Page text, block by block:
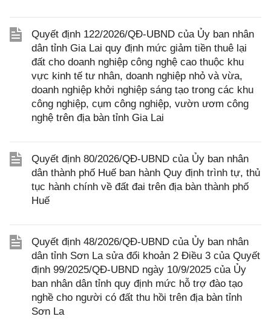
Quyết định 122/2026/QĐ-UBND của Ủy ban nhân
dân tỉnh Gia Lai quy định mức giảm tiền thuê lại
đất cho doanh nghiệp công nghệ cao thuộc khu
vực kinh tế tư nhân, doanh nghiệp nhỏ và vừa,
doanh nghiệp khởi nghiệp sáng tạo trong các khu
công nghiệp, cụm công nghiệp, vườn ươm công
nghệ trên địa bàn tỉnh Gia Lai
Quyết định 80/2026/QĐ-UBND của Ủy ban nhân
dân thành phố Huế ban hành Quy định trình tự, thủ
tục hành chính về đất đai trên địa bàn thành phố
Huế
Quyết định 48/2026/QĐ-UBND của Ủy ban nhân
dân tỉnh Sơn La sửa đổi khoản 2 Điều 3 của Quyết
định 99/2025/QĐ-UBND ngày 10/9/2025 của Ủy
ban nhân dân tỉnh quy định mức hỗ trợ đào tạo
nghề cho người có đất thu hồi trên địa bàn tỉnh
Sơn La